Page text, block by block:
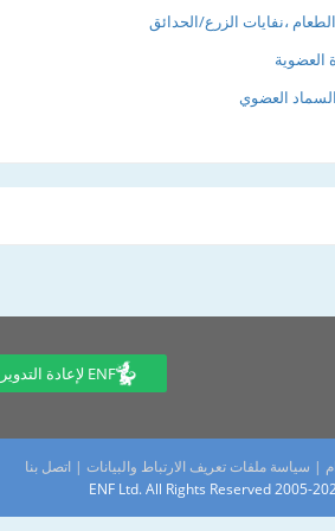
،نفايات الزرع/الحدائق
العضوية
العضوي
ENF لإعادة التدوير
| سياسة ملفات تعريف الارتباط والبيانات |اتصل بنا